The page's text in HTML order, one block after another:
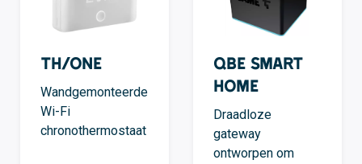
TH/ONE
Wandgemonteerde
Wi-Fi
chronothermostaat
QBE Smart
Home
Draadloze
gateway
ontworpen om